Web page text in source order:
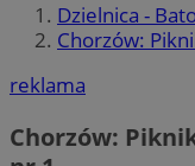
Dzielnica -
Chorzów:
reklama
Chorzów: